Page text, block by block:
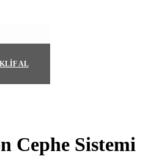
AL
Cephe Sistemi